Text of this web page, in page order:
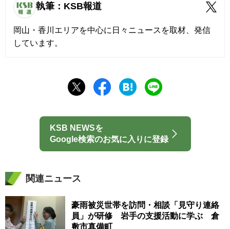
執筆：KSB報道
岡山・香川エリアを中心に日々ニュースを取材、発信
しています。
KSB NEWSを
Google検索のお気に入りに登録
関連ニュース
豪雨被災世帯を訪問・相談「見守り連絡
員」が研修 岩手の支援活動に学ぶ 倉
敷市真備町